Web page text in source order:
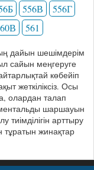
556В
556Г
561
дайын шешімдерім
сайын меңгеруге
көбейіп
жеткіліксіз. Осы
олардан талап
ментальды шаршауын
арттыру
жинақтар